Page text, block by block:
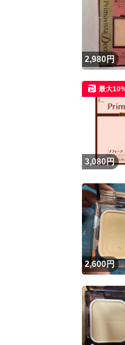
2,980円
3,080円
最大
2,600円